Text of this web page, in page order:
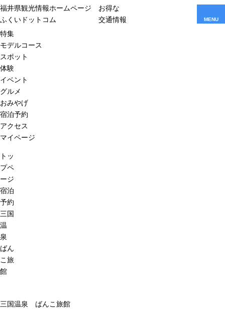
福井県観光情報ホームページ
ふくいドットコム
お得な
交通情報
MENU
特集
モデルコース
スポット
体験
イベント
グルメ
おみやげ
宿泊予約
アクセス
マイページ
トッ
プペ
ージ
宿泊
予約
三国
温
泉
ばん
こ旅
館
三国温泉 ばんこ旅館